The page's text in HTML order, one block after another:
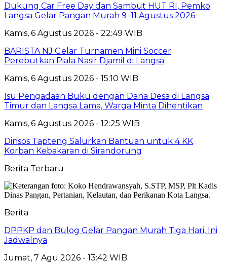
Dukung Car Free Day dan Sambut HUT RI, Pemko
Langsa Gelar Pangan Murah 9–11 Agustus 2026
Kamis, 6 Agustus 2026 - 22:49 WIB
BARISTA NJ Gelar Turnamen Mini Soccer
Perebutkan Piala Nasir Djamil di Langsa
Kamis, 6 Agustus 2026 - 15:10 WIB
Isu Pengadaan Buku dengan Dana Desa di Langsa
Timur dan Langsa Lama, Warga Minta Dihentikan
Kamis, 6 Agustus 2026 - 12:25 WIB
Dinsos Tapteng Salurkan Bantuan untuk 4 KK
Korban Kebakaran di Sirandorung
Berita Terbaru
Berita
DPPKP dan Bulog Gelar Pangan Murah Tiga Hari, Ini
Jadwalnya
Jumat, 7 Agu 2026 - 13:42 WIB